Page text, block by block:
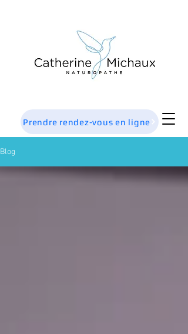
Prendre rendez-vous en ligne
Blog